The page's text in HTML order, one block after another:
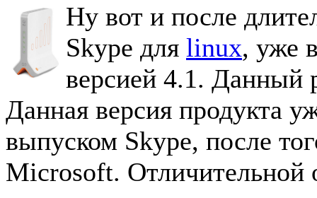
Ну вот и после
Skype для linux, уже
версией 4.1. Данный
Данная версия продукта
выпуском Skype, после
Microsoft. Отличительной